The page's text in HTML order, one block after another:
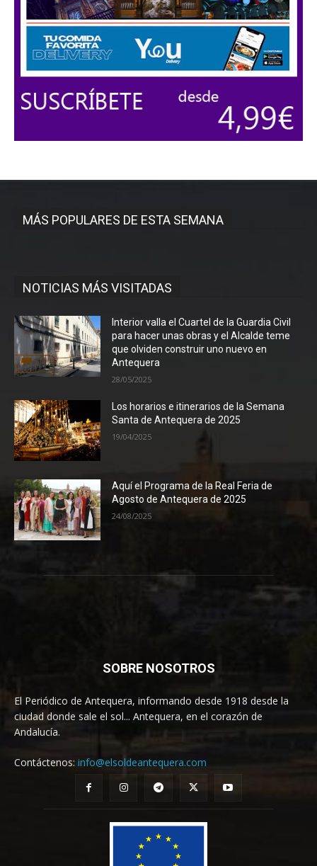
MÁS POPULARES DE ESTA SEMANA
NOTICIAS MÁS VISITADAS
Interior valla el Cuartel de la Guardia Civil
para hacer unas obras y el Alcalde teme
que olviden construir uno nuevo en
Antequera
28/05/2025
Los horarios e itinerarios de la Semana
Santa de Antequera de 2025
19/04/2025
Aquí el Programa de la Real Feria de
Agosto de Antequera de 2025
24/08/2025
SOBRE NOSOTROS
El Periódico de Antequera, informando desde 1918 desde la
ciudad donde sale el sol... Antequera, en el corazón de
Andalucía.
Contáctenos: info@elsoldeantequera.com